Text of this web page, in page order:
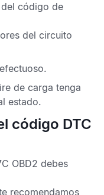
código de
del circuito
de carga tenga
estado.
código DTC
OBD2 debes
recomendamos